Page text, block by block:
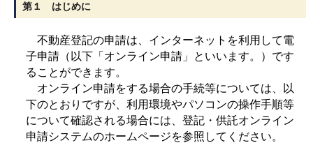
第１ はじめに
不動産登記の申請は、インターネットを利用して電
子申請（以下「オンライン申請」といいます。）です
ることができます。
オンライン申請をする場合の手続等については、以
下のとおりですが、利用環境やパソコンの操作手順等
について確認される場合には、登記・供託オンライン
申請システムのホームページを参照してください。